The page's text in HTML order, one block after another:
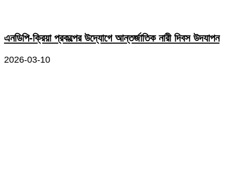
এনডিপি-ক্রিয়া প্রকল্পের উদ্যোগে আন্তর্জাতিক নারী দিবস উদযাপন
2026-03-10